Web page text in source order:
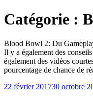
Catégorie :
Blood Bowl 2: Du
Il y a également des
également des vidéos
pourcentage de chance de
Publié
22 février 201730 octobre